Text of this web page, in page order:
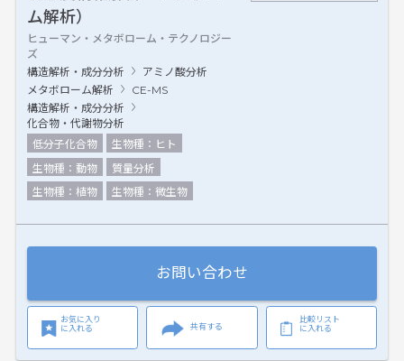
ム解析）
ヒューマン・メタボローム・テクノロジー
ズ
構造解析・成分分析
アミノ酸分析
メタボローム解析
CE-MS
構造解析・成分分析
化合物・代謝物分析
低分子化合物
生物種：ヒト
生物種：動物
質量分析
生物種：植物
生物種：微生物
お問い合わせ
お気に入り
に入れる
共有する
比較リスト
に入れる